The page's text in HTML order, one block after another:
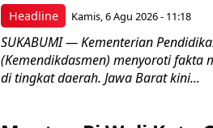
Headline Kamis, 6 Agu 2026 - 11:18
SUKABUMI — Kementerian
(Kemendikdasmen) menyoroti fakta
di tingkat daerah. Jawa Barat kini...